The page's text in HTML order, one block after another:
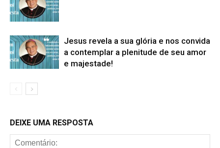
Jesus revela a sua glória e nos convida
a contemplar a plenitude de seu amor
e majestade!
DEIXE UMA RESPOSTA